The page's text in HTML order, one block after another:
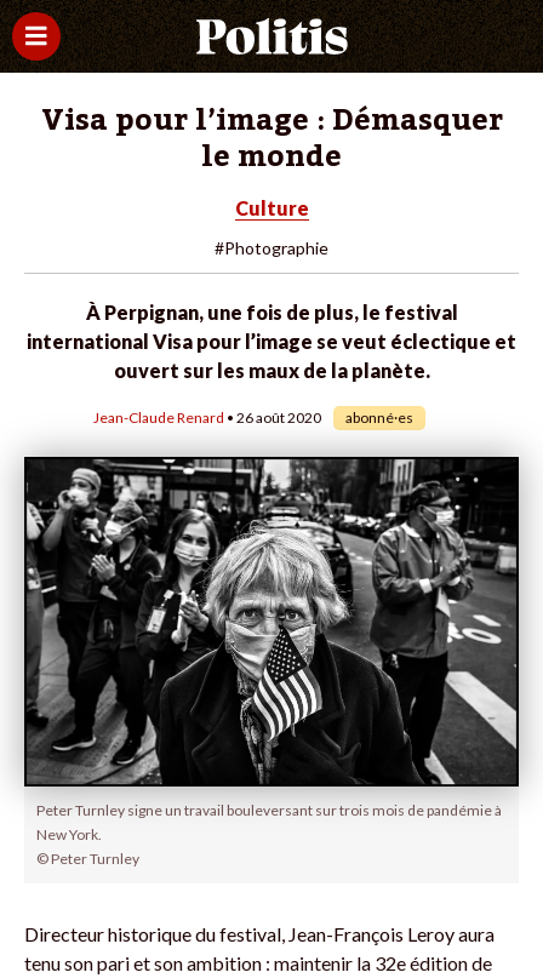
Visa pour l’image : Démasquer
le monde
Culture
#Photographie
À Perpignan, une fois de plus, le festival
international Visa pour l’image se veut éclectique et
ouvert sur les maux de la planète.
Jean-Claude Renard • 26 août 2020 abonné·es
Peter Turnley signe un travail bouleversant sur trois mois de pandémie à
New York.
© Peter Turnley
Directeur historique du festival, Jean-François Leroy aura
tenu son pari et son ambition : maintenir la 32e édition de